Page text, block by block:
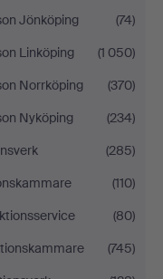
Jönköping
(74)
Linköping
(1 050)
Norrköping
(370)
Nyköping
(234)
(285)
(110)
(80)
(745)